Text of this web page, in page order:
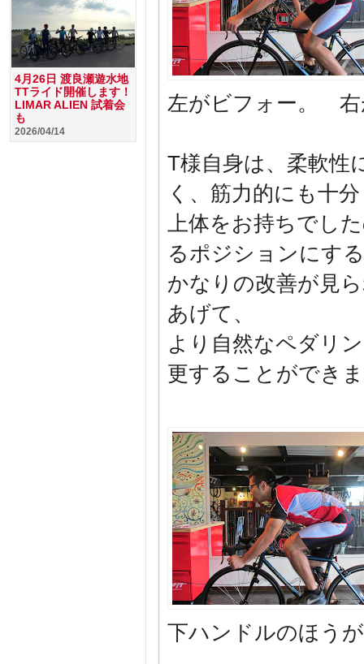
左がビフォー。
T様自身は、柔軟性
く、筋力的にも十
上体をお持ちでし
るポジションにす
かなりの改善が見
あげて、
より自然なペダリ
更することができ
下ハンドルのほう
4月26日 渡良瀬遊水地
TTライド開催します！
LIMAR ALIEN 試着会
も
2026/04/14